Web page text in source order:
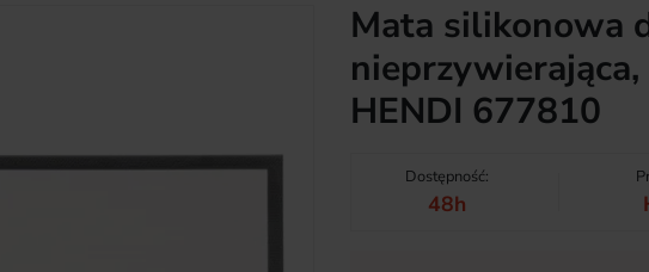
Mata silikonowa
HENDI 677810
Dostępność:
48h